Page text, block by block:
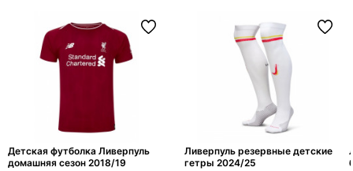
Детская футболка Ливерпуль
домашняя сезон 2018/19
Ливерпуль резервные детские
гетры 2024/25